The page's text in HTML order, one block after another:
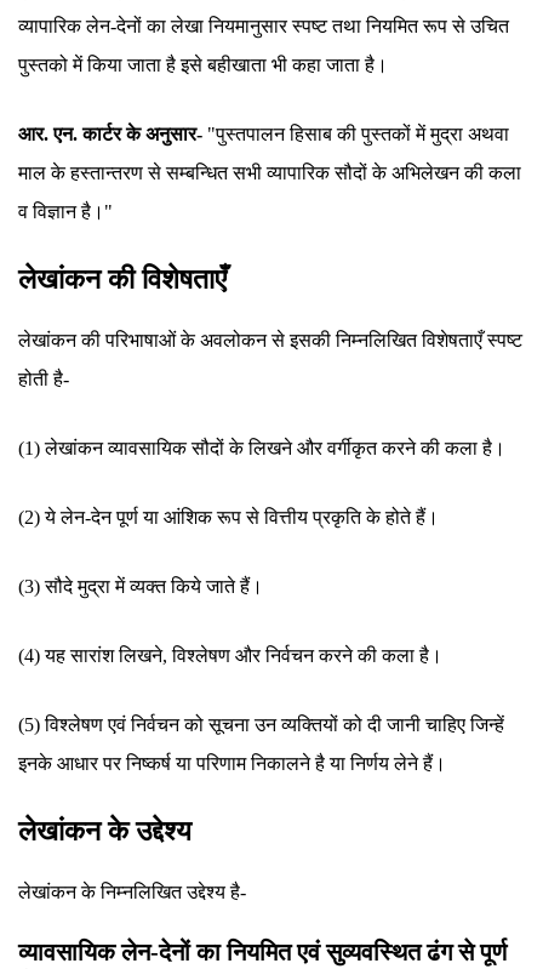
व्यापारिक लेन-देनों का लेखा नियमानुसार स्पष्ट तथा नियमित रूप से उचित
पुस्तको में किया जाता है इसे बहीखाता भी कहा जाता है।
आर. एन. कार्टर के अनुसार- "पुस्तपालन हिसाब की पुस्तकों में मुद्रा अथवा
माल के हस्तान्तरण से सम्बन्धित सभी व्यापारिक सौदों के अभिलेखन की कला
व विज्ञान है।"
लेखांकन की विशेषताएँ
लेखांकन की परिभाषाओं के अवलोकन से इसकी निम्नलिखित विशेषताएँ स्पष्ट
होती है-
(1) लेखांकन व्यावसायिक सौदों के लिखने और वर्गीकृत करने की कला है।
(2) ये लेन-देन पूर्ण या आंशिक रूप से वित्तीय प्रकृति के होते हैं।
(3) सौदे मुद्रा में व्यक्त किये जाते हैं।
(4) यह सारांश लिखने, विश्लेषण और निर्वचन करने की कला है।
(5) विश्लेषण एवं निर्वचन को सूचना उन व्यक्तियों को दी जानी चाहिए जिन्हें
इनके आधार पर निष्कर्ष या परिणाम निकालने है या निर्णय लेने हैं।
लेखांकन के उद्देश्य
लेखांकन के निम्नलिखित उद्देश्य है-
व्यावसायिक लेन-देनों का नियमित एवं सुव्यवस्थित ढंग से पूर्ण